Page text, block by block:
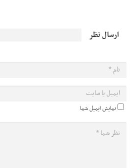
ارسال نظر
نمایش ایمیل شما